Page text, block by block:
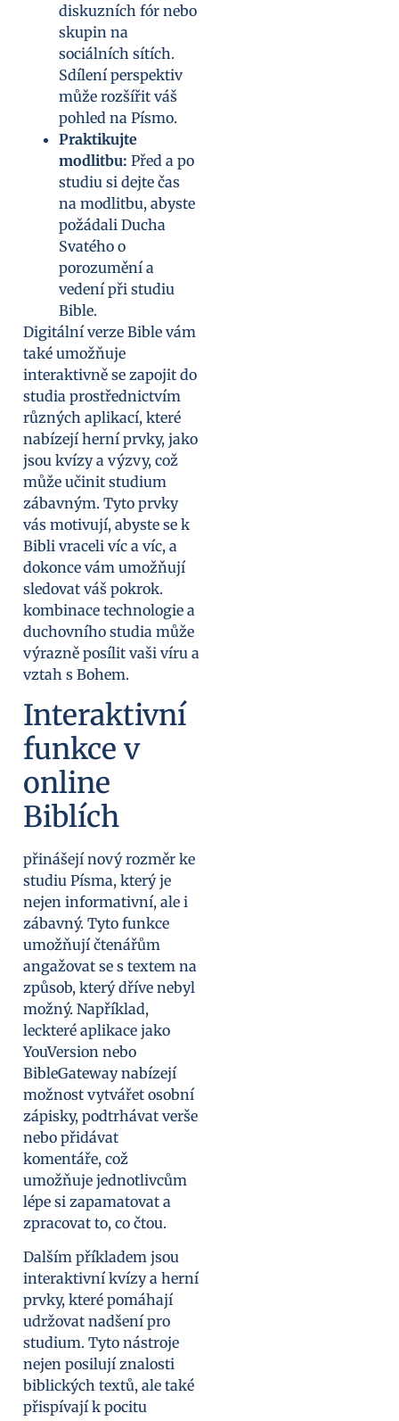
diskuzních fór nebo
skupin na
sociálních sítích.
Sdílení perspektiv
může rozšířit váš
pohled na Písmo.
Praktikujte
modlitbu: Před a po
studiu si dejte čas
na modlitbu, abyste
požádali Ducha
Svatého o
porozumění a
vedení při studiu
Bible.
Digitální verze Bible vám
také umožňuje
interaktivně se zapojit do
studia prostřednictvím
různých aplikací, které
nabízejí herní prvky, jako
jsou kvízy a výzvy, což
může učinit studium
zábavným. Tyto prvky
vás motivují, abyste se k
Bibli vraceli víc a víc, a
dokonce vám umožňují
sledovat váš pokrok.
kombinace technologie a
duchovního studia může
výrazně posílit vaši víru a
vztah s Bohem.
Interaktivní
funkce v
online
Biblích
přinášejí nový rozměr ke
studiu Písma, který je
nejen informativní, ale i
zábavný. Tyto funkce
umožňují čtenářům
angažovat se s textem na
způsob, který dříve nebyl
možný. Například,
leckteré aplikace jako
YouVersion nebo
BibleGateway nabízejí
možnost vytvářet osobní
zápisky, podtrhávat verše
nebo přidávat
komentáře, což
umožňuje jednotlivcům
lépe si zapamatovat a
zpracovat to, co čtou.
Dalším příkladem jsou
interaktivní kvízy a herní
prvky, které pomáhají
udržovat nadšení pro
studium. Tyto nástroje
nejen posilují znalosti
biblických textů, ale také
přispívají k pocitu